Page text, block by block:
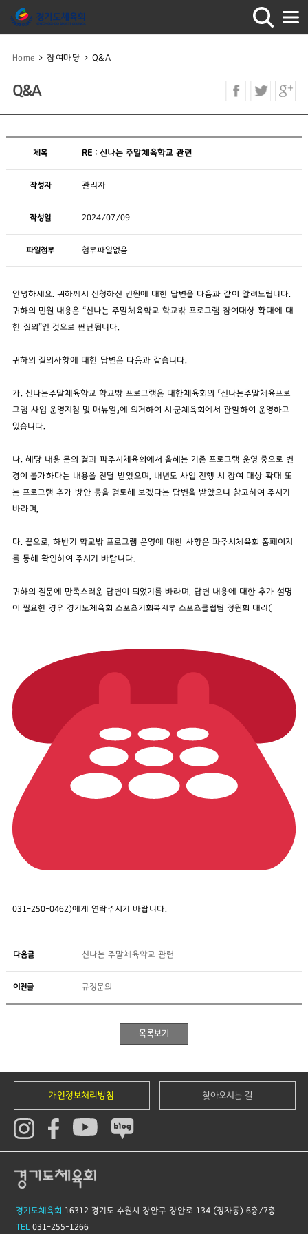
Home > 참여마당 > Q&A
Q&A
제목 RE : 신나는 주말체육학교 관련
작성자 관리자
작성일 2024/07/09
파일첨부 첨부파일없음
안녕하세요. 귀하께서 신청하신 민원에 대한 답변을 다음과 같이 알려드립니다.
귀하의 민원 내용은 “신나는 주말체육학교 학교밖 프로그램 참여대상 확대에 대
한 질의”인 것으로 판단됩니다.
귀하의 질의사항에 대한 답변은 다음과 같습니다.
가. 신나는주말체육학교 학교밖 프로그램은 대한체육회의 「신나는주말체육프로
그램 사업 운영지침 및 매뉴얼」에 의거하여 시‧군체육회에서 관할하여 운영하고
있습니다.
나. 해당 내용 문의 결과 파주시체육회에서 올해는 기존 프로그램 운영 중으로 변
경이 불가하다는 내용을 전달 받았으며, 내년도 사업 진행 시 참여 대상 확대 또
는 프로그램 추가 방안 등을 검토해 보겠다는 답변을 받았으니 참고하여 주시기
바라며,
다. 끝으로, 하반기 학교밖 프로그램 운영에 대한 사항은 파주시체육회 홈페이지
를 통해 확인하여 주시기 바랍니다.
귀하의 질문에 만족스러운 답변이 되었기를 바라며, 답변 내용에 대한 추가 설명
이 필요한 경우 경기도체육회 스포츠기회복지부 스포츠클럽팀 정원희 대리(
031-250-0462)에게 연락주시기 바랍니다.
다음글 신나는 주말체육학교 관련
이전글 규정문의
개인정보처리방침 찾아오시는 길
경기도체육회 16312 경기도 수원시 장안구 장안로 134 (정자동) 6층/7층
TEL 031-255-1266